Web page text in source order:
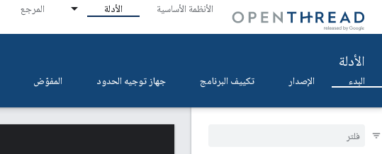
الأنظمة الأساسية الأدلة المرجع
الأدلة
البدء الإصدار تكييف البرنامج جهاز توجيه الحدود المفوّض